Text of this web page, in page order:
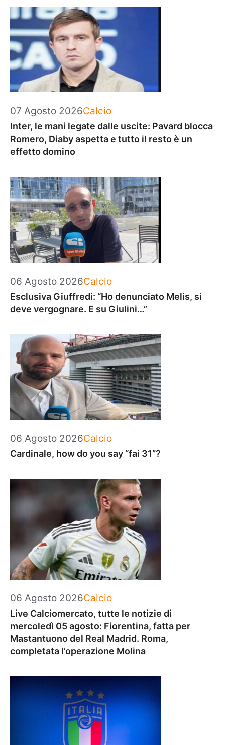
07 Agosto 2026Categorie
Calcio
Inter, le mani legate dalle uscite: Pavard blocca
Romero, Diaby aspetta e tutto il resto è un
effetto domino
06 Agosto 2026Categorie
Calcio
Esclusiva Giuffredi: “Ho denunciato Melis, si
deve vergognare. E su Giulini…”
06 Agosto 2026Categorie
Calcio
Cardinale, how do you say “fai 31”?
06 Agosto 2026Categorie
Calcio
Live Calciomercato, tutte le notizie di
mercoledì 05 agosto: Fiorentina, fatta per
Mastantuono del Real Madrid. Roma,
completata l’operazione Molina